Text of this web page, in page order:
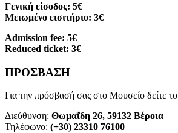
Γενική είσοδος: 5€
Μειωμένο εισιτήριο: 3€
Admission fee: 5€
Reduced ticket: 3€
ΠΡΟΣΒΑΣΗ
Για την πρόσβασή σας στο Μουσείο δείτε το
Διεύθυνση: Θωμαΐδη 26, 59132 Βέροια
Τηλέφωνο: (+30) 23310 76100